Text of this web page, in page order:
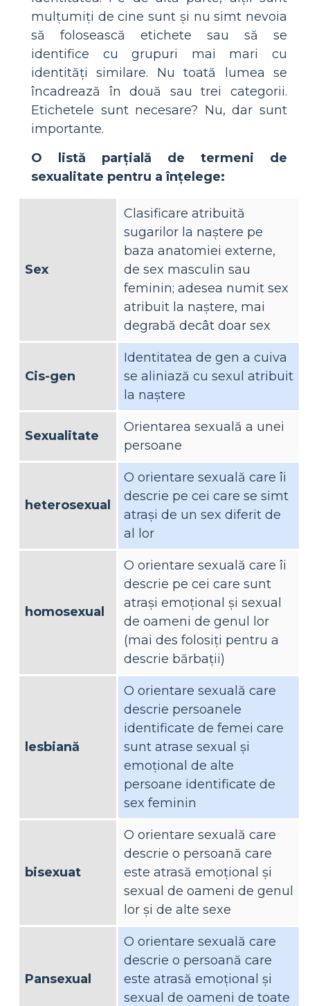
mulțumiți de cine sunt și nu simt nevoia
să folosească etichete sau să se
identifice cu grupuri mai mari cu
identități similare. Nu toată lumea se
încadrează în două sau trei categorii.
Etichetele sunt necesare? Nu, dar sunt
importante.
O listă parțială de termeni de
sexualitate pentru a înțelege:
Sex
Clasificare atribuită
sugarilor la naștere pe
baza anatomiei externe,
de sex masculin sau
feminin; adesea numit sex
atribuit la naștere, mai
degrabă decât doar sex
Cis-gen
Identitatea de gen a cuiva
se aliniază cu sexul atribuit
la naștere
Sexualitate
Orientarea sexuală a unei
persoane
heterosexual
O orientare sexuală care îi
descrie pe cei care se simt
atrași de un sex diferit de
al lor
homosexual
O orientare sexuală care îi
descrie pe cei care sunt
atrași emoțional și sexual
de oameni de genul lor
(mai des folosiți pentru a
descrie bărbații)
lesbiană
O orientare sexuală care
descrie persoanele
identificate de femei care
sunt atrase sexual și
emoțional de alte
persoane identificate de
sex feminin
bisexuat
O orientare sexuală care
descrie o persoană care
este atrasă emoțional și
sexual de oameni de genul
lor și de alte sexe
Pansexual
O orientare sexuală care
descrie o persoană care
este atrasă emoțional și
sexual de oameni de toate